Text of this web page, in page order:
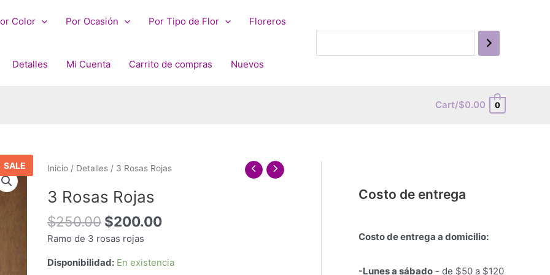
Color Por Ocasión Por Tipo de Flor Floreros
Detalles Mi Cuenta Carrito de compras Nuevos
Cart/$0.00 0
SALE Inicio / Detalles / 3 Rosas Rojas
3 Rosas Rojas
$250.00 Original
price
$250.00.
$200.00Current
$200.00.
Ramo de 3 rosas rojas
Disponibilidad: En existencia
Costo de entrega
Costo de entrega a domicilio:
-Lunes a sábado - de $50 a $120